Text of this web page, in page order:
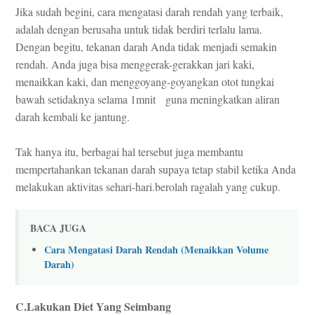
Jika sudah begini, cara mengatasi darah rendah yang terbaik,
adalah dengan berusaha untuk tidak berdiri terlalu lama.
Dengan begitu, tekanan darah Anda tidak menjadi semakin
rendah. Anda juga bisa menggerak-gerakkan jari kaki,
menaikkan kaki, dan menggoyang-goyangkan otot tungkai
bawah setidaknya selama 1mnit guna meningkatkan aliran
darah kembali ke jantung.
Tak hanya itu, berbagai hal tersebut juga membantu
mempertahankan tekanan darah supaya tetap stabil ketika Anda
melakukan aktivitas sehari-hari.berolah ragalah yang cukup.
BACA JUGA
Cara Mengatasi Darah Rendah (Menaikkan Volume
Darah)
C.Lakukan Diet Yang Seimbang